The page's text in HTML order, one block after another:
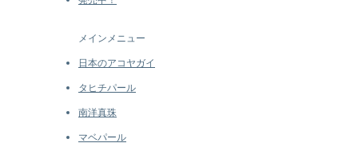
メインメニュー
日本のアコヤガイ
タヒチパール
南洋真珠
マベパール